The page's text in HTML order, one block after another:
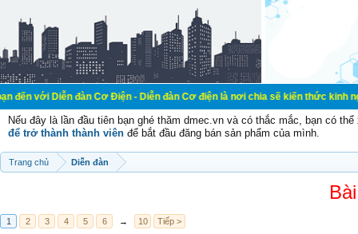
đàn Cơ Điện - Diễn đàn Cơ điện là nơi chia sẽ kiến thức kinh nghiệm
Nếu đây là lần đầu tiên bạn ghé thăm dmec.vn và có thắc mắc, bạn có
để trở thành thành viên để bắt đầu đăng bán sản phẩm của mình.
Trang chủ Diễn đàn
1 2 3 4 5 6 → 10 Tiếp >